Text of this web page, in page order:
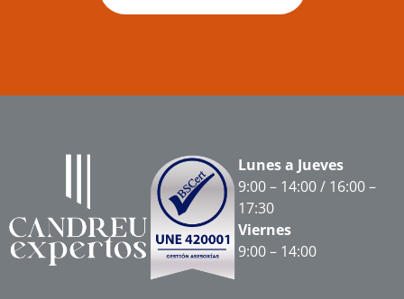
Lunes a Jueves
9:00 – 14:00 / 16:00 –
17:30
Viernes
9:00 – 14:00